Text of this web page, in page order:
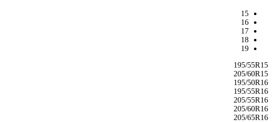
15
16
17
18
19
195/55R15
205/60R15
195/50R16
195/55R16
205/55R16
205/60R16
205/65R16